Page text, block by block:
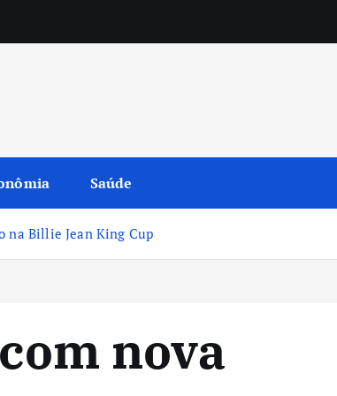
Saúde
na Billie Jean King Cup
nova